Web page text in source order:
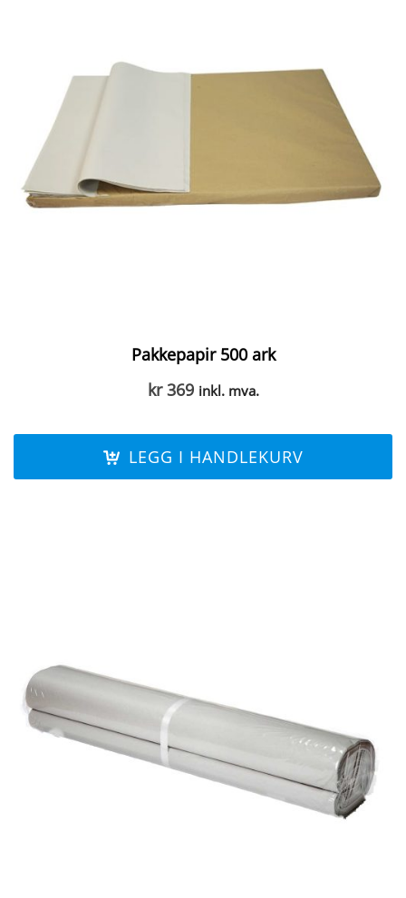
Pakkepapir 500 ark
kr369 inkl. mva.
LEGG I HANDLEKURV